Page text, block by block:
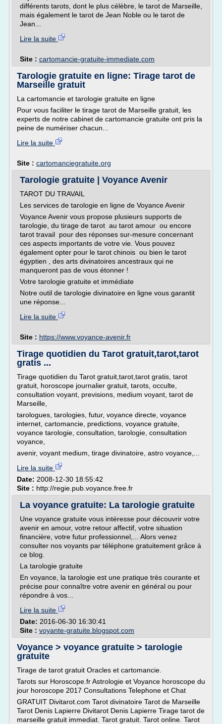
différents tarots, dont le plus célèbre, le tarot de Marseille,
mais également le tarot de Jean Noble ou le tarot de
Jean...
Lire la suite
Site : cartomancie-gratuite-immediate.com
Tarologie gratuite en ligne: Tirage tarot de
Marseille gratuit
La cartomancie et tarologie gratuite en ligne
Pour vous faciliter le tirage tarot de Marseille gratuit, les
experts de notre cabinet de cartomancie gratuite ont pris la
peine de numériser chacun...
Lire la suite
Site : cartomanciegratuite.org
Tarologie gratuite | Voyance Avenir
TAROT DU TRAVAIL
Les services de tarologie en ligne de Voyance Avenir
Voyance Avenir vous propose plusieurs supports de
tarologie, du tirage de tarot au tarot amour ou encore
tarot travail pour des réponses sur-mesure concernant
ces aspects importants de votre vie. Vous pouvez
également opter pour le tarot chinois ou bien le tarot
égyptien , des arts divinatoires ancestraux qui ne
manqueront pas de vous étonner !
Votre tarologie gratuite et immédiate
Notre outil de tarologie divinatoire en ligne vous garantit
une réponse...
Lire la suite
Site : https://www.voyance-avenir.fr
Tirage quotidien du Tarot gratuit,tarot,tarot
gratis ...
Tirage quotidien du Tarot gratuit,tarot,tarot gratis, tarot
gratuit, horoscope journalier gratuit, tarots, occulte,
consultation voyant, previsions, medium voyant, tarot de
Marseille,
tarologues, tarologies, futur, voyance directe, voyance
internet, cartomancie, predictions, voyance gratuite,
voyance tarologie, consultation, tarologie, consultation
voyance,
avenir, voyant medium, tirage divinatoire, astro voyance,...
Lire la suite
Date: 2008-12-30 18:55:42
Site : http://regie.pub.voyance.free.fr
La voyance gratuite: La tarologie gratuite
Une voyance gratuite vous intéresse pour découvrir votre
avenir en amour, votre retour affectif, votre situation
financière, votre futur professionnel,... Alors venez
consulter nos voyants par téléphone gratuitement grâce à
ce blog.
La tarologie gratuite
En voyance, la tarologie est une pratique très courante et
précise pour connaître votre avenir en général ou pour
répondre à vos...
Lire la suite
Date: 2016-06-30 16:30:41
Site : voyante-gratuite.blogspot.com
Voyance > voyance gratuite > tarologie
gratuite
Tirage de tarot gratuit Oracles et cartomancie.
Tarots sur Horoscope.fr Astrologie et Voyance horoscope du
jour horoscope 2017 Consultations Telephone et Chat
GRATUIT Divitarot.com Tarot divinatoire Tarot de Marseille
Tarot Denis Lapierre Divitarot Denis Lapierre Tirage tarot de
marseille gratuit immediat. Tarot gratuit. Tarot online. Tarot